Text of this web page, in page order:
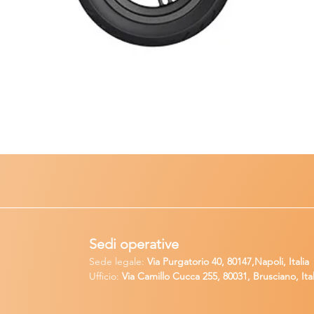
Sedi operative
Sede legale:Via Purgatorio 40, 80147,Napoli, Italia
Ufficio:Via Camillo Cucca 255, 80031, Brusciano,